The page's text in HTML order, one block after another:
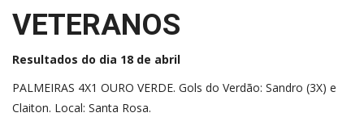
VETERANOS
Resultados do dia 18 de abril
PALMEIRAS 4X1 OURO VERDE. Gols do Verdão: Sandro (3X) e
Claiton. Local: Santa Rosa.